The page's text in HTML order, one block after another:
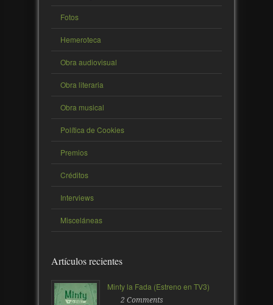
Fotos
Hemeroteca
Obra audiovisual
Obra literaria
Obra musical
Política de Cookies
Premios
Créditos
Interviews
Misceláneas
Artículos recientes
Minty la Fada (Estreno en TV3)
2 Comments